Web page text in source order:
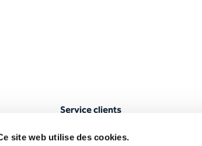
site web utilise des cookies.
Service clients
Portail myAPOSTROPH